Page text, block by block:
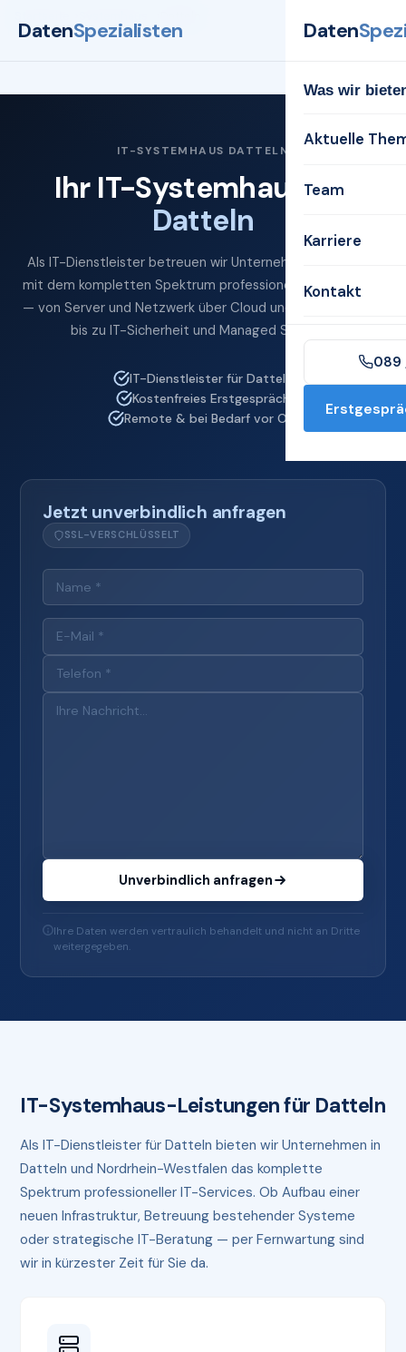
DatenSpezialisten Daten
Was wir
Aktuelle
Team
Karriere
Kontakt
089
IT-SYSTEMHAUS DATTELN
Ihr IT-Systemhaus für
Datteln
Als IT-Dienstleister betreuen wir Unternehmen in Datteln
mit dem kompletten Spektrum professioneller IT-Services
— von Server und Netzwerk über Cloud und Microsoft 365
bis zu IT-Sicherheit und Managed Services.
IT-Dienstleister für Datteln
Kostenfreies Erstgespräch
Remote & bei Bedarf vor Ort
Jetzt unverbindlich anfragen
SSL-VERSCHLÜSSELT
Unverbindlich anfragen
Ihre Daten werden vertraulich behandelt und nicht an Dritte
weitergegeben.
IT-Systemhaus-Leistungen für Datteln
Als IT-Dienstleister für Datteln bieten wir Unternehmen in
Datteln und Nordrhein-Westfalen das komplette
Spektrum professioneller IT-Services. Ob Aufbau einer
neuen Infrastruktur, Betreuung bestehender Systeme
oder strategische IT-Beratung — per Fernwartung sind
wir in kürzester Zeit für Sie da.